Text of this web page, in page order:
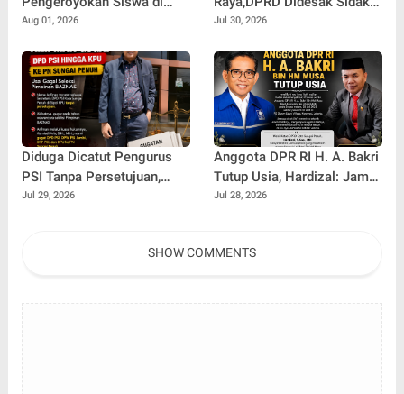
SMAN 13 Sungai Tutung,
Tanggung Jawab Kepsek
Aug 01, 2026
SPBU Kumun Diduga Rawan
Subsidi
Jul 30, 2026
Diduga Dicatut Pengurus
PSI Tanpa Persetujuan,
Arifman Resmi Gugat DPD
Jul 29, 2026
Anggota DPR RI H. A. Bakri
Tutup Usia, Hardizal: Jambi
Kehilangan Salah Satu
Jul 28, 2026
SHOW COMMENTS